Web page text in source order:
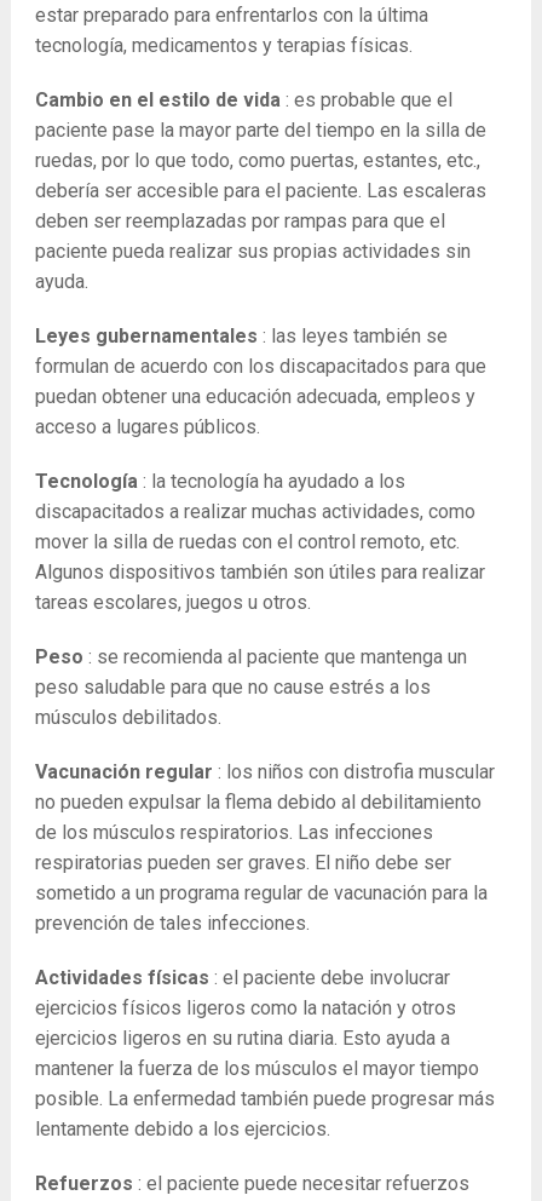
estar preparado para enfrentarlos con la última
tecnología, medicamentos y terapias físicas.
Cambio en el estilo de vida: es probable que el
paciente pase la mayor parte del tiempo en la silla de
ruedas, por lo que todo, como puertas, estantes, etc.,
debería ser accesible para el paciente. Las escaleras
deben ser reemplazadas por rampas para que el
paciente pueda realizar sus propias actividades sin
ayuda.
Leyes gubernamentales : las leyes también se
formulan de acuerdo con los discapacitados para que
puedan obtener una educación adecuada, empleos y
acceso a lugares públicos.
Tecnología: la tecnología ha ayudado a los
discapacitados a realizar muchas actividades, como
mover la silla de ruedas con el control remoto, etc.
Algunos dispositivos también son útiles para realizar
tareas escolares, juegos u otros.
Peso : se recomienda al paciente que mantenga un
peso saludable para que no cause estrés a los
músculos debilitados.
Vacunación regular : los niños con distrofia muscular
no pueden expulsar la flema debido al debilitamiento
de los músculos respiratorios. Las infecciones
respiratorias pueden ser graves. El niño debe ser
sometido a un programa regular de vacunación para la
prevención de tales infecciones.
Actividades físicas : el paciente debe involucrar
ejercicios físicos ligeros como la natación y otros
ejercicios ligeros en su rutina diaria. Esto ayuda a
mantener la fuerza de los músculos el mayor tiempo
posible. La enfermedad también puede progresar más
lentamente debido a los ejercicios.
Refuerzos : el paciente puede necesitar refuerzos